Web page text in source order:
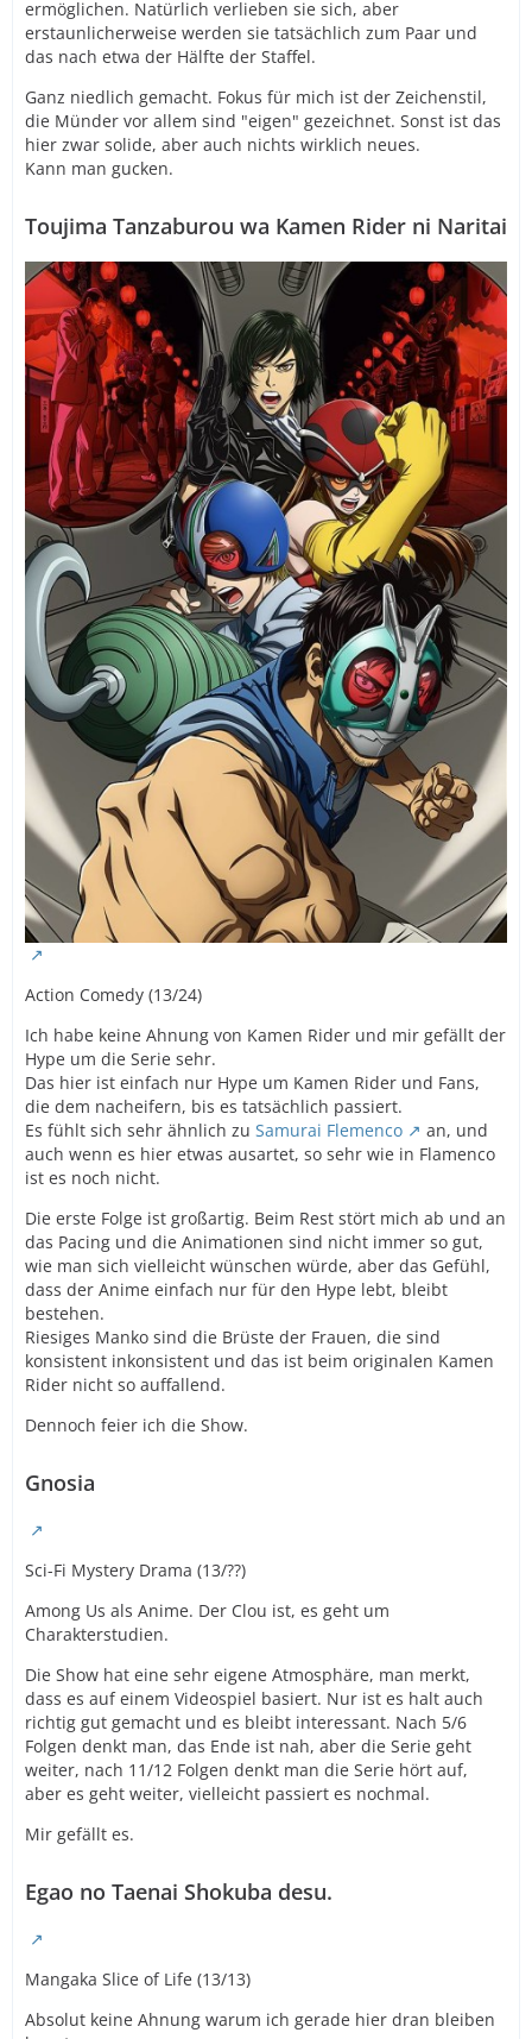
ermöglichen. Natürlich verlieben sie sich, aber
erstaunlicherweise werden sie tatsächlich zum Paar und
das nach etwa der Hälfte der Staffel.
Ganz niedlich gemacht. Fokus für mich ist der Zeichenstil,
die Münder vor allem sind "eigen" gezeichnet. Sonst ist das
hier zwar solide, aber auch nichts wirklich neues.
Kann man gucken.
Toujima Tanzaburou wa Kamen Rider ni Naritai
Action Comedy (13/24)
Ich habe keine Ahnung von Kamen Rider und mir gefällt der
Hype um die Serie sehr.
Das hier ist einfach nur Hype um Kamen Rider und Fans,
die dem nacheifern, bis es tatsächlich passiert.
Es fühlt sich sehr ähnlich zu Samurai Flemenco
an, und
auch wenn es hier etwas ausartet, so sehr wie in Flamenco
ist es noch nicht.
Die erste Folge ist großartig. Beim Rest stört mich ab und an
das Pacing und die Animationen sind nicht immer so gut,
wie man sich vielleicht wünschen würde, aber das Gefühl,
dass der Anime einfach nur für den Hype lebt, bleibt
bestehen.
Riesiges Manko sind die Brüste der Frauen, die sind
konsistent inkonsistent und das ist beim originalen Kamen
Rider nicht so auffallend.
Dennoch feier ich die Show.
Gnosia
Sci-Fi Mystery Drama (13/??)
Among Us als Anime. Der Clou ist, es geht um
Charakterstudien.
Die Show hat eine sehr eigene Atmosphäre, man merkt,
dass es auf einem Videospiel basiert. Nur ist es halt auch
richtig gut gemacht und es bleibt interessant. Nach 5/6
Folgen denkt man, das Ende ist nah, aber die Serie geht
weiter, nach 11/12 Folgen denkt man die Serie hört auf,
aber es geht weiter, vielleicht passiert es nochmal.
Mir gefällt es.
Egao no Taenai Shokuba desu.
Mangaka Slice of Life (13/13)
Absolut keine Ahnung warum ich gerade hier dran bleiben